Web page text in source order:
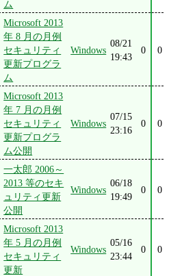
ム
Microsoft 2013
年 8 月の月例
セキュリティ
更新プログラ
ム
Windows
08/21
19:43
0 0
Microsoft 2013
年 7 月の月例
セキュリティ
更新プログラ
ム公開
Windows
07/15
23:16
0 0
一太郎 2006～
2013 等のセキ
ュリティ更新
公開
Windows
06/18
19:49
0 0
Microsoft 2013
年 5 月の月例
セキュリティ
更新
Windows
05/16
23:44
0 0